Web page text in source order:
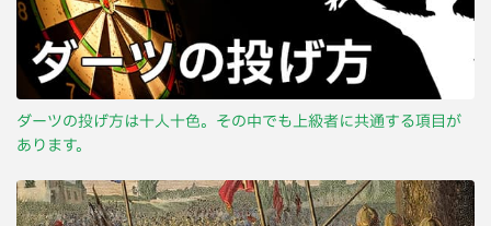
ダーツの投げ方は十人十色。その中でも上級者に共通する項目が
あります。